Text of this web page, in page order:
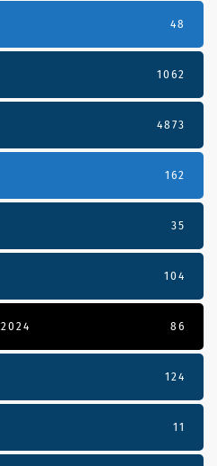
48
1062
4873
162
35
104
86
124
11